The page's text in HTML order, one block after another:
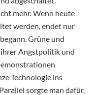
mehr. Wenn heute
werden, endet nur
Grüne und
Angstpolitik und
Technologie ins
sorgte man dafür,